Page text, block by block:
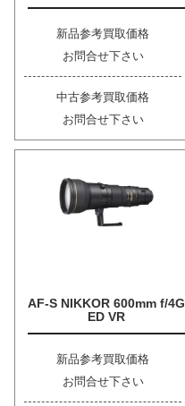
新品参考買取価格
お問合せ下さい
中古参考買取価格
お問合せ下さい
AF-S NIKKOR 600mm f/4G
ED VR
新品参考買取価格
お問合せ下さい